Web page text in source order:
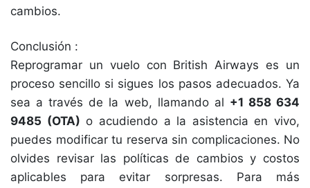
cambios.
Conclusión :
Reprogramar un vuelo con British Airways es un
proceso sencillo si sigues los pasos adecuados. Ya
sea a través de la web, llamando al +1 858 634
9485 (OTA) o acudiendo a la asistencia en vivo,
puedes modificar tu reserva sin complicaciones. No
olvides revisar las políticas de cambios y costos
aplicables para evitar sorpresas. Para más